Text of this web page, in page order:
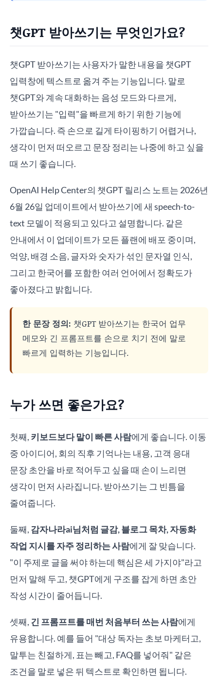
챗GPT 받아쓰기는 무엇인가요?
챗GPT 받아쓰기는 사용자가 말한 내용을 챗GPT
입력창에 텍스트로 옮겨 주는 기능입니다. 말로
챗GPT와 계속 대화하는 음성 모드와 다르게,
받아쓰기는 "입력"을 빠르게 하기 위한 기능에
가깝습니다. 즉 손으로 길게 타이핑하기 어렵거나,
생각이 먼저 떠오르고 문장 정리는 나중에 하고 싶을
때 쓰기 좋습니다.
OpenAI Help Center의 챗GPT 릴리스 노트는 2026년
6월 26일 업데이트에서 받아쓰기에 새 speech-to-
text 모델이 적용되고 있다고 설명합니다. 같은
안내에서 이 업데이트가 모든 플랜에 배포 중이며,
억양, 배경 소음, 글자와 숫자가 섞인 문자열 인식,
그리고 한국어를 포함한 여러 언어에서 정확도가
좋아졌다고 밝힙니다.
한 문장 정의: 챗GPT 받아쓰기는 한국어 업무
메모와 긴 프롬프트를 손으로 치기 전에 말로
빠르게 입력하는 기능입니다.
누가 쓰면 좋은가요?
첫째, 키보드보다 말이 빠른 사람에게 좋습니다. 이동
중 아이디어, 회의 직후 기억나는 내용, 고객 응대
문장 초안을 바로 적어두고 싶을 때 손이 느리면
생각이 먼저 사라집니다. 받아쓰기는 그 빈틈을
줄여줍니다.
둘째, 감자나라ai님처럼 글감, 블로그 목차, 자동화
작업 지시를 자주 정리하는 사람에게 잘 맞습니다.
"이 주제로 글을 써야 하는데 핵심은 세 가지야"라고
먼저 말해 두고, 챗GPT에게 구조를 잡게 하면 초안
작성 시간이 줄어듭니다.
셋째, 긴 프롬프트를 매번 처음부터 쓰는 사람에게
유용합니다. 예를 들어 "대상 독자는 초보 마케터고,
말투는 친절하게, 표는 빼고, FAQ를 넣어줘" 같은
조건을 말로 넣은 뒤 텍스트로 확인하면 됩니다.